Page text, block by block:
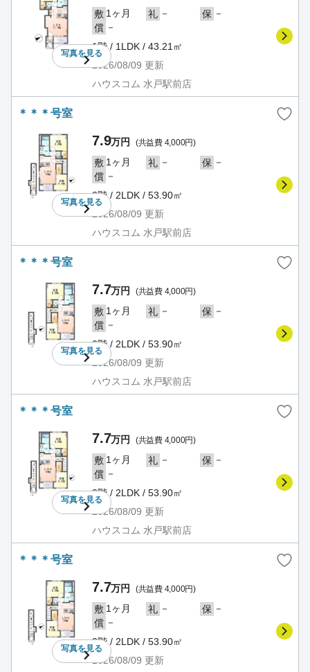
写真を見る
敷 1ヶ月 礼 － 保 －
償 －
1階 / 1LDK / 43.21㎡
2026/08/09 更新
ハウスコム 水戸駅前店
＊＊＊号室
写真を見る
7.9万円 (共益費 4,000円)
敷 1ヶ月 礼 － 保 －
償 －
2階 / 2LDK / 53.90㎡
2026/08/09 更新
ハウスコム 水戸駅前店
＊＊＊号室
写真を見る
7.7万円 (共益費 4,000円)
敷 1ヶ月 礼 － 保 －
償 －
2階 / 2LDK / 53.90㎡
2026/08/09 更新
ハウスコム 水戸駅前店
＊＊＊号室
写真を見る
7.7万円 (共益費 4,000円)
敷 1ヶ月 礼 － 保 －
償 －
2階 / 2LDK / 53.90㎡
2026/08/09 更新
ハウスコム 水戸駅前店
＊＊＊号室
写真を見る
7.7万円 (共益費 4,000円)
敷 1ヶ月 礼 － 保 －
償 －
2階 / 2LDK / 53.90㎡
2026/08/09 更新